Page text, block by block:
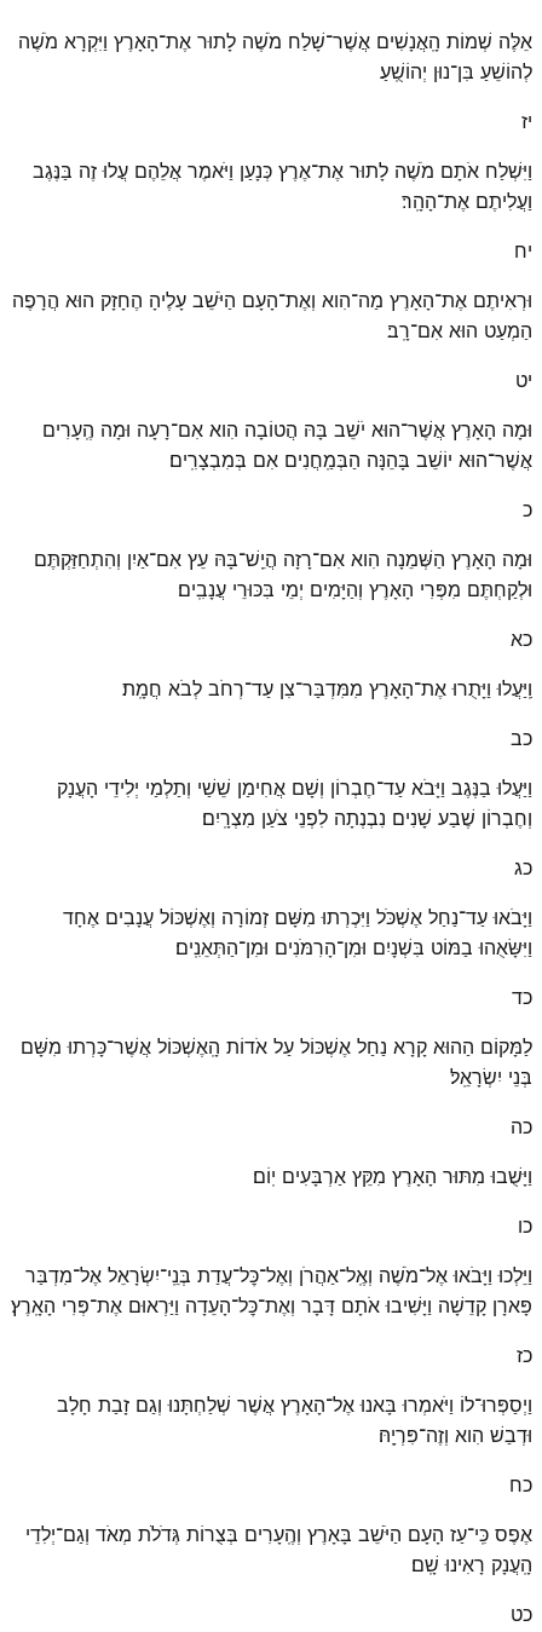
אֵלֶּה שְׁמוֹת הָֽאֲנָשִׁים אֲשֶׁר־שָׁלַח מֹשֶׁה לָתוּר אֶת־הָאָרֶץ וַיִּקְרָא מֹשֶׁה
לְהוֹשֵׁעַ בִּן־נוּן יְהוֹשֻֽׁעַ׃
יז
וַיִּשְׁלַח אֹתָם מֹשֶׁה לָתוּר אֶת־אֶרֶץ כְּנָעַן וַיֹּאמֶר אֲלֵהֶם עֲלוּ זֶה בַּנֶּגֶב
וַעֲלִיתֶם אֶת־הָהָֽר׃
יח
וּרְאִיתֶם אֶת־הָאָרֶץ מַה־הִוא וְאֶת־הָעָם הַיֹּשֵׁב עָלֶיהָ הֶחָזָק הוּא הֲרָפֶה
הַמְעַט הוּא אִם־רָֽב׃
יט
וּמָה הָאָרֶץ אֲשֶׁר־הוּא יֹשֵׁב בָּהּ הֲטוֹבָה הִוא אִם־רָעָה וּמָה הֶֽעָרִים
אֲשֶׁר־הוּא יוֹשֵׁב בָּהֵנָּה הַבְּמַֽחֲנִים אִם בְּמִבְצָרִֽים׃
כ
וּמָה הָאָרֶץ הַשְּׁמֵנָה הִוא אִם־רָזָה הֲיֵֽשׁ־בָּהּ עֵץ אִם־אַיִן וְהִתְחַזַּקְתֶּם
וּלְקַחְתֶּם מִפְּרִי הָאָרֶץ וְהַיָּמִים יְמֵי בִּכּוּרֵי עֲנָבִֽים׃
כא
וַֽיַּעֲלוּ וַיָּתֻרוּ אֶת־הָאָרֶץ מִמִּדְבַּר־צִן עַד־רְחֹב לְבֹא חֲמָֽת׃
כב
וַיַּעֲלוּ בַנֶּגֶב וַיָּבֹא עַד־חֶבְרוֹן וְשָׁם אֲחִימַן שֵׁשַׁי וְתַלְמַי יְלִידֵי הָעֲנָק
וְחֶבְרוֹן שֶׁבַע שָׁנִים נִבְנְתָה לִפְנֵי צֹעַן מִצְרָֽיִם׃
כג
וַיָּבֹאוּ עַד־נַחַל אֶשְׁכֹּל וַיִּכְרְתוּ מִשָּׁם זְמוֹרָה וְאֶשְׁכּוֹל עֲנָבִים אֶחָד
וַיִּשָּׂאֻהוּ בַמּוֹט בִּשְׁנָיִם וּמִן־הָרִמֹּנִים וּמִן־הַתְּאֵנִֽים׃
כד
לַמָּקוֹם הַהוּא קָרָא נַחַל אֶשְׁכּוֹל עַל אֹדוֹת הָֽאֶשְׁכּוֹל אֲשֶׁר־כָּרְתוּ מִשָּׁם
בְּנֵי יִשְׂרָאֵֽל׃
כה
וַיָּשֻׁבוּ מִתּוּר הָאָרֶץ מִקֵּץ אַרְבָּעִים יֽוֹם׃
כו
וַיֵּלְכוּ וַיָּבֹאוּ אֶל־מֹשֶׁה וְאֶֽל־אַהֲרֹן וְאֶל־כׇּל־עֲדַת בְּנֵֽי־יִשְׂרָאֵל אֶל־מִדְבַּר
פָּארָן קָדֵשָׁה וַיָּשִׁיבוּ אֹתָם דָּבָר וְאֶת־כׇּל־הָעֵדָה וַיַּרְאוּם אֶת־פְּרִי הָאָֽרֶץ׃
כז
וַיְסַפְּרוּ־לוֹ וַיֹּאמְרוּ בָּאנוּ אֶל־הָאָרֶץ אֲשֶׁר שְׁלַחְתָּנוּ וְגַם זָבַת חָלָב
וּדְבַשׁ הִוא וְזֶה־פִּרְיָֽהּ׃
כח
אֶפֶס כִּֽי־עַז הָעָם הַיֹּשֵׁב בָּאָרֶץ וְהֶֽעָרִים בְּצֻרוֹת גְּדֹלֹת מְאֹד וְגַם־יְלִדֵי
הָֽעֲנָק רָאִינוּ שָֽׁם׃
כט